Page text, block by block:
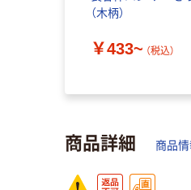
（木柄）
￥433~ （税込）
商品詳細 商品